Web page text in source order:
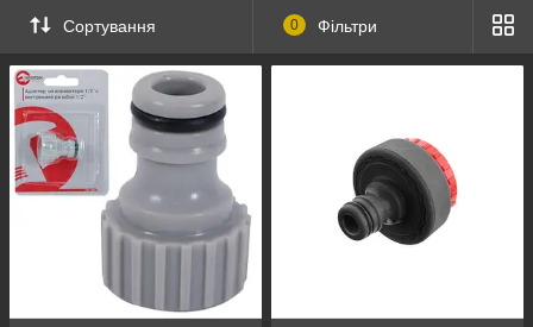
Сортування 0 Фільтри